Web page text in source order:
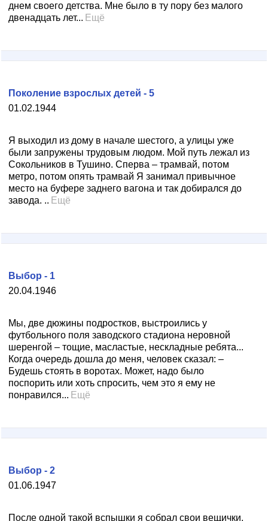
днем своего детства. Мне было в ту пору без малого
двенадцать лет... Ещё
01.02.1944
Поколение взрослых детей - 5
Я выходил из дому в начале шестого, а улицы уже
были запружены трудовым людом. Мой путь лежал из
Сокольников в Тушино. Сперва – трамвай, потом
метро, потом опять трамвай Я занимал привычное
место на буфере заднего вагона и так добирался до
завода. .. Ещё
20.04.1946
Выбор - 1
Мы, две дюжины подростков, выстроились у
футбольного поля заводского стадиона неровной
шеренгой – тощие, масластые, нескладные ребята...
Когда очередь дошла до меня, человек сказал: –
Будешь стоять в воротах. Может, надо было
поспорить или хоть спросить, чем это я ему не
понравился... Ещё
01.06.1947
Выбор - 2
После одной такой вспышки я собрал свои вещички,